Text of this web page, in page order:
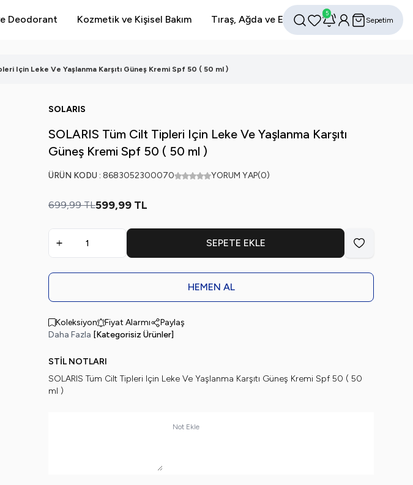
Deodorant Kozmetik ve Kişisel Bakım Tıraş, Ağda ve Epilasyon Avantajlı Setler
Favorilerim
5
HesabımSepetim
Için Leke Ve Yaşlanma Karşıtı Güneş Kremi Spf 50 ( 50 ml )
SOLARIS
SOLARIS Tüm Cilt Tipleri Için Leke Ve Yaşlanma Karşıtı
Güneş Kremi Spf 50 ( 50 ml )
ÜRÜN KODU : 8683052300070 YORUM YAP(0)
699,99TL599,99 TL
SEPETE EKLE Favoriye Ekle
HEMEN AL
Koleksiyon Fiyat Alarmı
Paylaş
Daha Fazla [Kategorisiz Ürünler]
STİL NOTLARI
SOLARIS Tüm Cilt Tipleri Için Leke Ve Yaşlanma Karşıtı Güneş Kremi Spf 50 ( 50
ml )
Not Ekle